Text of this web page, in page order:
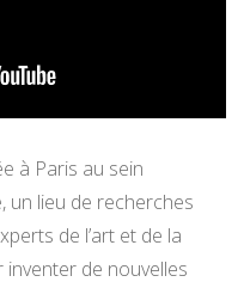
à Paris au sein
un lieu de recherches
de l’art et de la
de nouvelles